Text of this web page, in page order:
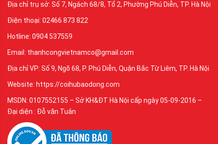
Địa chỉ trụ sở: Số 7, Ngách 68/8, Tổ 2, Phường Phú Diễn, TP. Hà Nội
Điện thoại: 02466 873 822
Hotline: 0904 537559
Email: thanhcongvietnamco@gmail.com
Địa chỉ VP: Số 9, Ngõ 68, P. Phú Diễn, Quận Bắc Từ Liêm, TP. Hà Nội
Website: https://coihubaodong.com
MSDN: 0107552155 – Sở KH&ĐT Hà Nội cấp ngày 05-09-2016 –
Đại diện : Đỗ văn Tuân